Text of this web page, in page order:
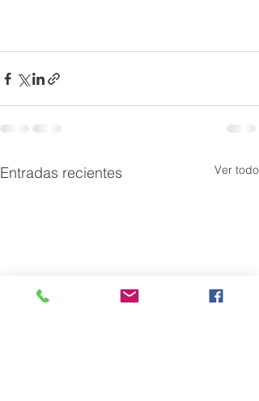
Entradas recientes Ver todo